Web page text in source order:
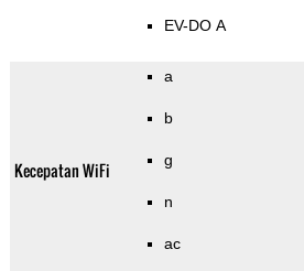
EV-DO A
Kecepatan WiFi
a
b
g
n
ac